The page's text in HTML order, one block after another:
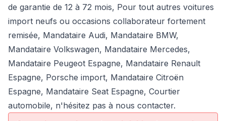
de garantie de 12 à 72 mois, Pour tout autres voitures
import neufs ou occasions collaborateur fortement
remisée, Mandataire Audi, Mandataire BMW,
Mandataire Volkswagen, Mandataire Mercedes,
Mandataire Peugeot Espagne, Mandataire Renault
Espagne, Porsche import, Mandataire Citroën
Espagne, Mandataire Seat Espagne, Courtier
automobile, n'hésitez pas à nous contacter.